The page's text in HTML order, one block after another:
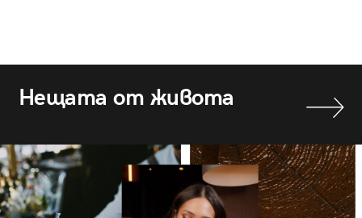
Нещата от живота